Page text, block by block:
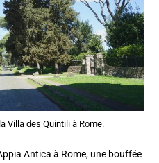
Villa des Quintili à Rome.
Antica à Rome, une bouffée